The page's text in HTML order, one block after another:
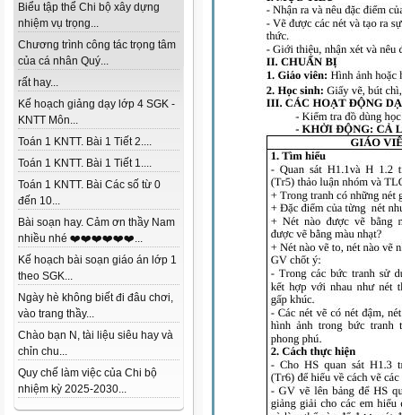
Biểu tập thể Chi bộ xây dựng
nhiệm vụ trọng...
Chương trình công tác trọng tâm
của cá nhân Quý...
rất hay...
Kế hoạch giảng dạy lớp 4 SGK -
KNTT Môn...
Toán 1 KNTT. Bài 1 Tiết 2....
Toán 1 KNTT. Bài 1 Tiết 1....
Toán 1 KNTT. Bài Các số từ 0
đến 10...
Bài soạn hay. Cảm ơn thầy Nam
nhiều nhé ❤️❤️❤️❤️❤️❤️...
Kế hoạch bài soạn giáo án lớp 1
theo SGK...
Ngày hè không biết đi đâu chơi,
vào trang thầy...
Chào bạn N, tài liệu siêu hay và
chỉn chu...
Quy chế làm việc của Chi bộ
nhiệm kỳ 2025-2030...